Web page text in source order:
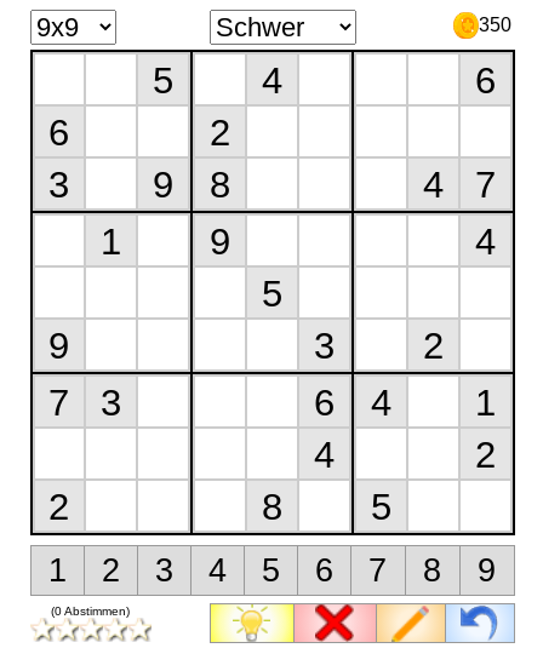
350
5
6
3
9
4
2
8
6
4
7
1
9
9
5
3
4
2
7
3
2
6
4
8
4
1
2
5
1 2 3 4 5 6 7 8 9
(0 Abstimmen)